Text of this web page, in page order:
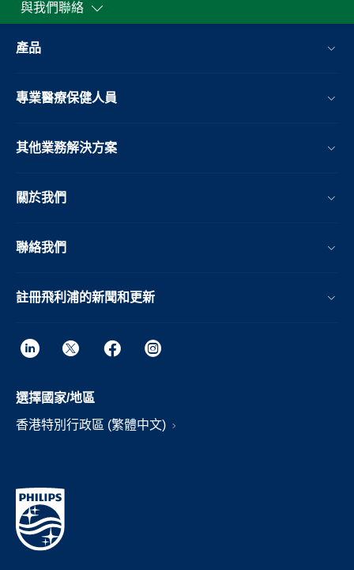
與我們聯絡
產品
專業醫療保健人員
其他業務解決方案​
關於我們
聯絡我們
註冊飛利浦的新聞和更新
選擇國家/地區
香港特別行政區 (繁體中文)